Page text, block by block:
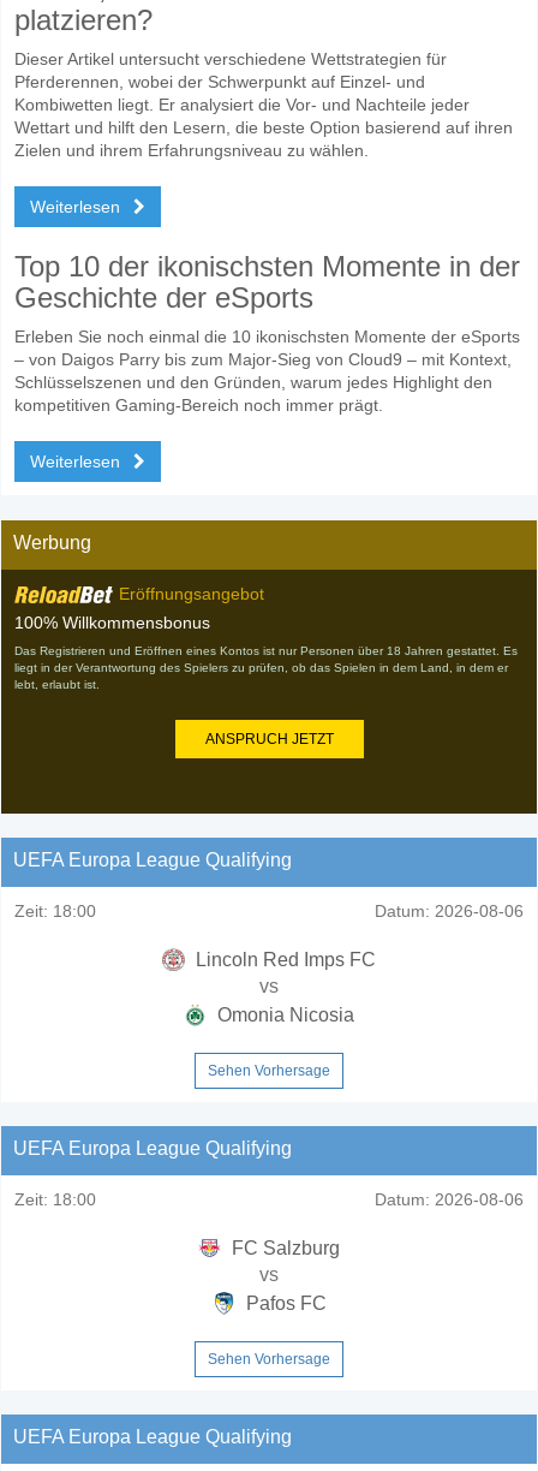
platzieren?
Dieser Artikel untersucht verschiedene Wettstrategien für
Pferderennen, wobei der Schwerpunkt auf Einzel- und
Kombiwetten liegt. Er analysiert die Vor- und Nachteile jeder
Wettart und hilft den Lesern, die beste Option basierend auf ihren
Zielen und ihrem Erfahrungsniveau zu wählen.
Weiterlesen
Top 10 der ikonischsten Momente in der
Geschichte der eSports
Erleben Sie noch einmal die 10 ikonischsten Momente der eSports
– von Daigos Parry bis zum Major-Sieg von Cloud9 – mit Kontext,
Schlüsselszenen und den Gründen, warum jedes Highlight den
kompetitiven Gaming-Bereich noch immer prägt.
Weiterlesen
Werbung
Eröffnungsangebot
100% Willkommensbonus
Das Registrieren und Eröffnen eines Kontos ist nur Personen über 18 Jahren gestattet. Es
liegt in der Verantwortung des Spielers zu prüfen, ob das Spielen in dem Land, in dem er
lebt, erlaubt ist.
ANSPRUCH JETZT
UEFA Europa League Qualifying
Zeit: 18:00 Datum: 2026-08-06
Lincoln Red Imps FC
vs
Omonia Nicosia
Sehen Vorhersage
UEFA Europa League Qualifying
Zeit: 18:00 Datum: 2026-08-06
FC Salzburg
vs
Pafos FC
Sehen Vorhersage
UEFA Europa League Qualifying